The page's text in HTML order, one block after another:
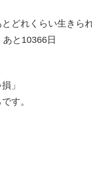
どれくらい生きら
と10366日
」
す。